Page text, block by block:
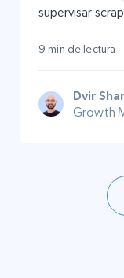
supervisar
9 min de lectura
Dvir
Growth